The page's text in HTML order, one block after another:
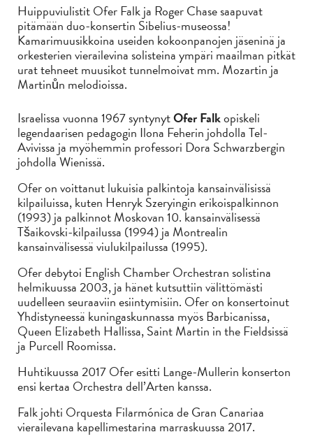
Huippuviulistit Ofer Falk ja Roger Chase saapuvat
pitämään duo-konsertin Sibelius-museossa!
Kamarimuusikkoina useiden kokoonpanojen jäseninä ja
orkesterien vierailevina solisteina ympäri maailman pitkät
urat tehneet muusikot tunnelmoivat mm. Mozartin ja
Martinůn melodioissa.
Israelissa vuonna 1967 syntynytOfer Falkopiskeli
legendaarisen pedagogin Ilona Feherin johdolla Tel-
Avivissa ja myöhemmin professori Dora Schwarzbergin
johdolla Wienissä.
Ofer on voittanut lukuisia palkintoja kansainvälisissä
kilpailuissa, kuten Henryk Szeryingin erikoispalkinnon
(1993) ja palkinnot Moskovan 10. kansainvälisessä
Tšaikovski-kilpailussa (1994) ja Montrealin
kansainvälisessä viulukilpailussa (1995).
Ofer debytoi English Chamber Orchestran solistina
helmikuussa 2003, ja hänet kutsuttiin välittömästi
uudelleen seuraaviin esiintymisiin. Ofer on konsertoinut
Yhdistyneessä kuningaskunnassa myös Barbicanissa,
Queen Elizabeth Hallissa, Saint Martin in the Fieldsissä
ja Purcell Roomissa.
Huhtikuussa 2017 Ofer esitti Lange-Mullerin konserton
ensi kertaa Orchestra dell’Arten kanssa.
Falk johti Orquesta Filarmónica de Gran Canariaa
vierailevana kapellimestarina marraskuussa 2017.